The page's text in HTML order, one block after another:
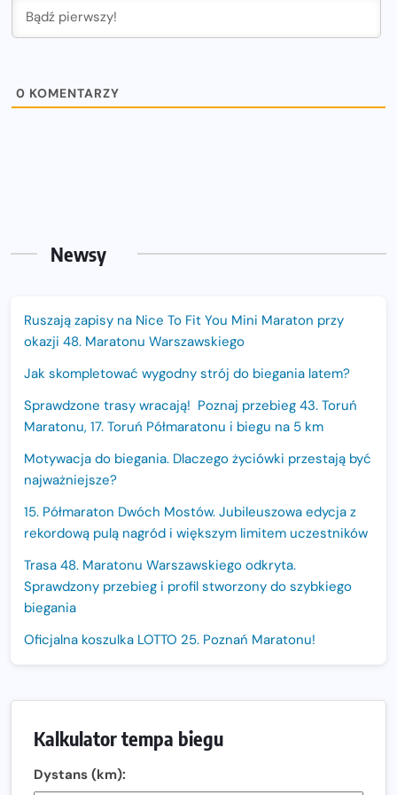
0 KOMENTARZY
Newsy
Ruszają zapisy na Nice To Fit You Mini Maraton przy
okazji 48. Maratonu Warszawskiego
Jak skompletować wygodny strój do biegania latem?
Sprawdzone trasy wracają! Poznaj przebieg 43. Toruń
Maratonu, 17. Toruń Półmaratonu i biegu na 5 km
Motywacja do biegania. Dlaczego życiówki przestają być
najważniejsze?
15. Półmaraton Dwóch Mostów. Jubileuszowa edycja z
rekordową pulą nagród i większym limitem uczestników
Trasa 48. Maratonu Warszawskiego odkryta.
Sprawdzony przebieg i profil stworzony do szybkiego
biegania
Oficjalna koszulka LOTTO 25. Poznań Maratonu!
Ostatnie wolne miejsca na jubileuszowy Bieg
Fabrykanta. Organizatorzy odkrywają trasę dzień po
Kalkulator tempa biegu
Dystans (km):